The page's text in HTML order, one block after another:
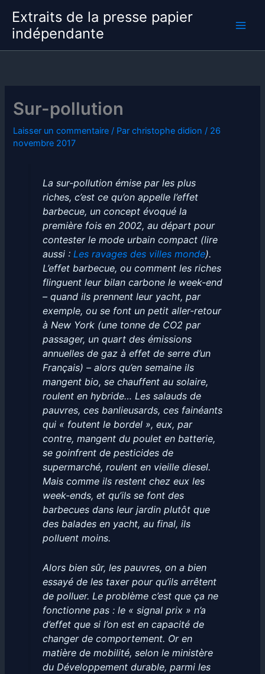
contenu
Extraits de la presse papier
indépendante
Sur-pollution
Laisser un commentaire / Parchristophe didion / 26
novembre 2017
La sur-pollution émise par les plus
riches, c’est ce qu’on appelle l’effet
barbecue, un concept évoqué la
première fois en 2002, au départ pour
contester le mode urbain compact (lire
aussi : Les ravages des villes monde).
L’effet barbecue, ou comment les riches
flinguent leur bilan carbone le week-end
– quand ils prennent leur yacht, par
exemple, ou se font un petit aller-retour
à New York (une tonne de CO2 par
passager, un quart des émissions
annuelles de gaz à effet de serre d’un
Français) – alors qu’en semaine ils
mangent bio, se chauffent au solaire,
roulent en hybride… Les salauds de
pauvres, ces banlieusards, ces fainéants
qui « foutent le bordel », eux, par
contre, mangent du poulet en batterie,
se goinfrent de pesticides de
supermarché, roulent en vieille diesel.
Mais comme ils restent chez eux les
week-ends, et qu’ils se font des
barbecues dans leur jardin plutôt que
des balades en yacht, au final, ils
polluent moins.
Alors bien sûr, les pauvres, on a bien
essayé de les taxer pour qu’ils arrêtent
de polluer. Le problème c’est que ça ne
fonctionne pas : le « signal prix » n’a
d’effet que si l’on est en capacité de
changer de comportement. Or en
matière de mobilité, selon le ministère
du Développement durable, parmi les